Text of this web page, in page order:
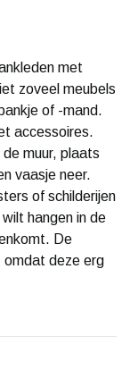
met
zoveel meubels
of -mand.
accessoires.
muur, plaats
vaasje neer.
of schilderijen
hangen in de
De
omdat deze erg